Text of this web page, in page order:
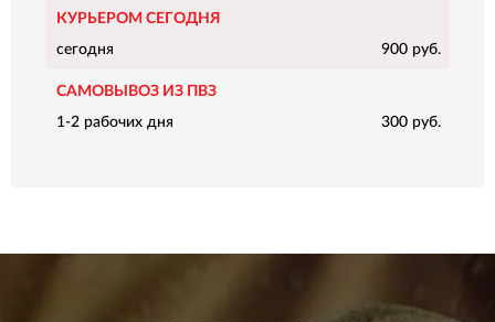
КУРЬЕРОМ СЕГОДНЯ
сегодня
900 руб.
САМОВЫВОЗ ИЗ ПВЗ
1-2 рабочих дня
300 руб.